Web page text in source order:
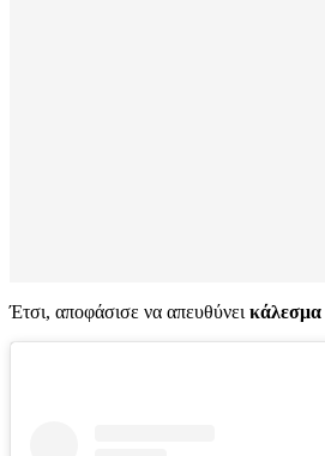
Έτσι, αποφάσισε να απευθύνει κάλεσμα